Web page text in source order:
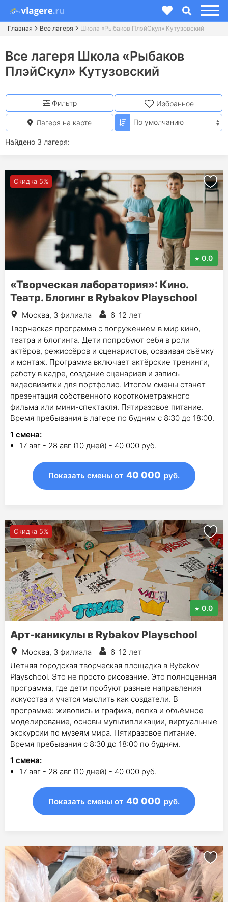
Главная Все лагеря Школа «Рыбаков ПлэйСкул» Кутузовский
Все лагеря Школа «Рыбаков
ПлэйСкул» Кутузовский
Найдено 3 лагеря:
Фильтр Избранное
Лагеря на карте
Скидка 5%
0.0
«Творческая лаборатория»: Кино.
Театр. Блогинг в Rybakov Playschool
Москва, 3 филиала
6-12 лет
Творческая программа с погружением в мир кино,
театра и блогинга. Дети попробуют себя в роли
актёров, режиссёров и сценаристов, осваивая съёмку
и монтаж. Программа включает актёрские тренинги,
работу в кадре, создание сценариев и запись
видеовизитки для портфолио. Итогом смены станет
презентация собственного короткометражного
фильма или мини-спектакля. Пятиразовое питание.
Время пребывания в лагере по будням с 8:30 до 18:00.
1 смена:
17 авг - 28 авг (10 дней) - 40 000 руб.
Показать смены от 40 000 руб.
Скидка 5%
0.0
Арт-каникулы в Rybakov Playschool
Москва, 3 филиала
6-12 лет
Летняя городская творческая площадка в Rybakov
Playschool. Это не просто рисование. Это полноценная
программа, где дети пробуют разные направления
искусства и учатся мыслить как создатели. В
программе: живопись и графика, лепка и объёмное
моделирование, основы мультипликации, виртуальные
экскурсии по музеям мира. Пятиразовое питание.
Время пребывания с 8:30 до 18:00 по будням.
1 смена:
17 авг - 28 авг (10 дней) - 40 000 руб.
Показать смены от 40 000 руб.